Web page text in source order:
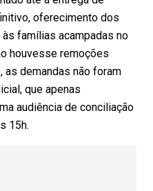
oferecimento dos
famílias acampadas no
houvesse remoções
as demandas não foram
que apenas
audiência de conciliação
15h.